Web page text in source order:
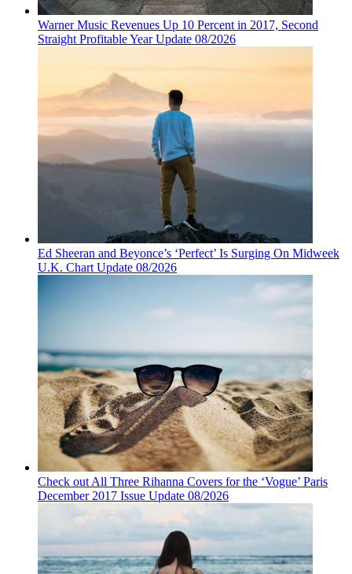
Warner Music Revenues Up 10 Percent in 2017, Second
Straight Profitable Year Update 08/2026
Ed Sheeran and Beyonce’s ‘Perfect’ Is Surging On Midweek
U.K. Chart Update 08/2026
Check out All Three Rihanna Covers for the ‘Vogue’ Paris
December 2017 Issue Update 08/2026